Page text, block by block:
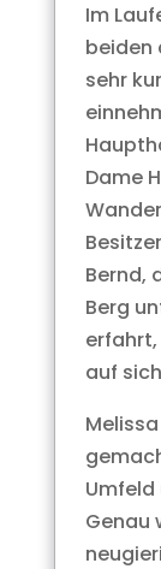
Im
beiden
sehr
Dame
Bernd,
Berg
auf
Umfeld
Genau